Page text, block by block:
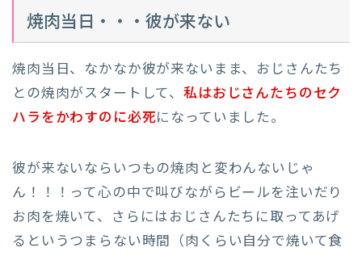
焼肉当日・・・彼が来ない
焼肉当日、なかなか彼が来ないまま、おじさんたち
との焼肉がスタートして、私はおじさんたちのセク
ハラをかわすのに必死になっていました。
彼が来ないならいつもの焼肉と変わんないじゃ
ん！！！って心の中で叫びながらビールを注いだり
お肉を焼いて、さらにはおじさんたちに取ってあげ
るというつまらない時間（肉くらい自分で焼いて食